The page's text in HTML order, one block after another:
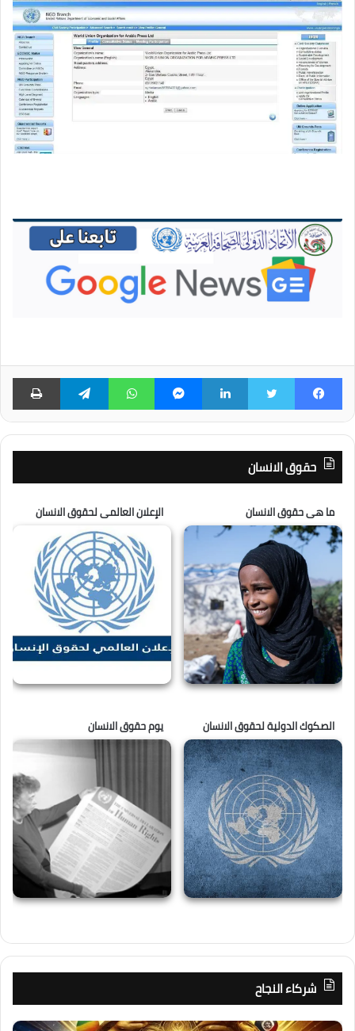
فيسبوك لينكدإن ماسنجر واتساب تيلقرام
حقوق الانسان
ما هى حقوق الانسان الإعلان العالمى لحقوق الانسان
الصكوك الدولية لحقوق الانسان يوم حقوق الانسان
شركاء النجاح